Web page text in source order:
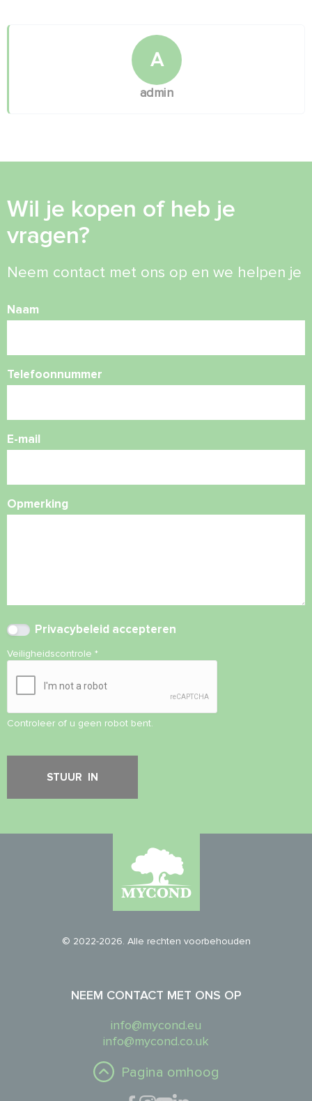
A
admin
Wil je kopen of heb je
vragen?
Neem contact met ons op en we helpen je
Naam
Telefoonnummer
E-mail
Opmerking
Privacybeleid accepteren
Veiligheidscontrole *
Controleer of u geen robot bent.
© 2022-2026. Alle rechten voorbehouden
NEEM CONTACT MET ONS OP
info@mycond.eu
info@mycond.co.uk
Pagina omhoog